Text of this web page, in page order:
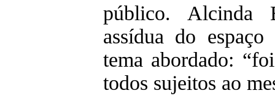
público. Alcinda
assídua do
tema abordado:
todos sujeitos ao